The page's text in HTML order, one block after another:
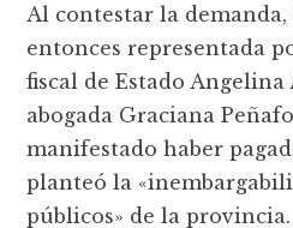
Al contestar la demanda,
entonces representada
fiscal de Estado
abogada Graciana
manifestado haber
planteó la
públicos» de la provincia.